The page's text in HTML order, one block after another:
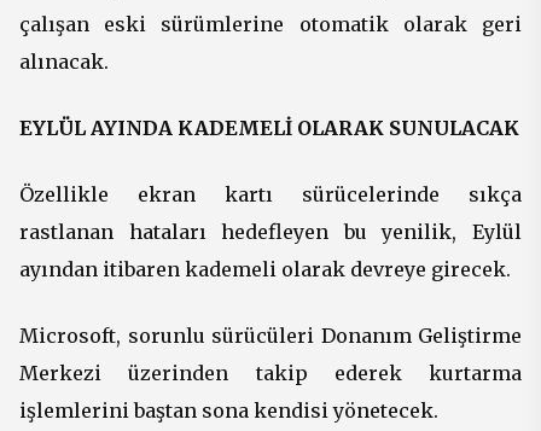
çalışan eski sürümlerine otomatik olarak geri
alınacak.
EYLÜL AYINDA KADEMELİ OLARAK SUNULACAK
Özellikle ekran kartı sürücelerinde sıkça
rastlanan hataları hedefleyen bu yenilik, Eylül
ayından itibaren kademeli olarak devreye girecek.
Microsoft, sorunlu sürücüleri Donanım Geliştirme
Merkezi üzerinden takip ederek kurtarma
işlemlerini baştan sona kendisi yönetecek.